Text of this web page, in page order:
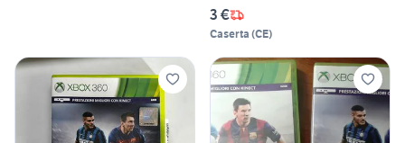
3 €
Caserta (CE)